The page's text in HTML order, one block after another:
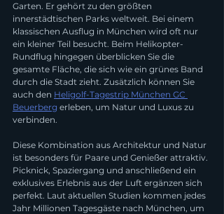
Garten. Er gehört zu den größten
innerstädtischen Parks weltweit. Bei einem
klassischen Ausflug in München wird oft nur
ein kleiner Teil besucht. Beim Helikopter-
Rundflug hingegen überblicken Sie die
gesamte Fläche, die sich wie ein grünes Band
durch die Stadt zieht. Zusätzlich können Sie
auch den Heligolf-Tagestrip München GC
Beuerberg erleben, um Natur und Luxus zu
verbinden.
Diese Kombination aus Architektur und Natur
ist besonders für Paare und Genießer attraktiv.
Picknick, Spaziergang und anschließend ein
exklusives Erlebnis aus der Luft ergänzen sich
perfekt. Laut aktuellen Studien kommen jedes
Jahr Millionen Tagesgäste nach München, um